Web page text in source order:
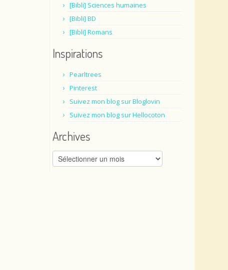
[Bibli] Sciences humaines
[Bibli] BD
[Bibli] Romans
Inspirations
Pearltrees
Pinterest
Suivez mon blog sur Bloglovin
Suivez mon blog sur Hellocoton
Archives
Archives